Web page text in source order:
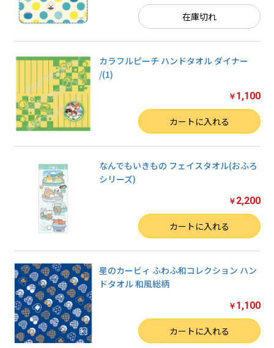
在庫切れ
カラフルピーチ ハンドタオル ダイナー
/(1)
￥ 1,100
カートに入れる
なんでもいきもの フェイスタオル(おふろ
シリーズ)
￥ 2,200
カートに入れる
星のカービィ ふわふ和コレクション ハン
ドタオル 和風総柄
￥ 1,100
カートに入れる
お買い物を続ける
カートへ進む